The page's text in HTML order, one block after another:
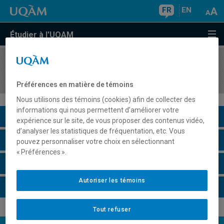
FR EN
Étudier à l'UQAM
COURS//
Description du cours
Horaire - Été 2026
Préférences en matière de témoins
Nous utilisons des témoins (cookies) afin de collecter des
informations qui nous permettent d’améliorer votre
expérience sur le site, de vous proposer des contenus vidéo,
d’analyser les statistiques de fréquentation, etc. Vous
pouvez personnaliser votre choix en sélectionnant
« Préférences ».
Tout refuser
Autoriser les témoins